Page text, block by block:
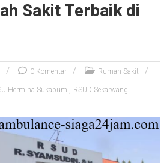
Sakit Terbaik di
0 Komentar Rumah Sakit
Hermina Sukabumi, RSUD Sekarwangi